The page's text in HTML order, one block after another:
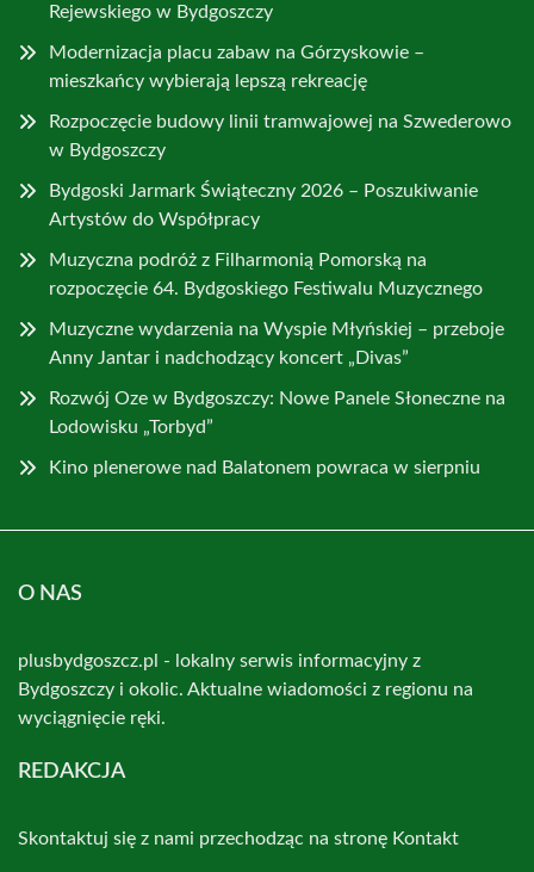
Rejewskiego w Bydgoszczy
Modernizacja placu zabaw na Górzyskowie –
mieszkańcy wybierają lepszą rekreację
Rozpoczęcie budowy linii tramwajowej na Szwederowo
w Bydgoszczy
Bydgoski Jarmark Świąteczny 2026 – Poszukiwanie
Artystów do Współpracy
Muzyczna podróż z Filharmonią Pomorską na
rozpoczęcie 64. Bydgoskiego Festiwalu Muzycznego
Muzyczne wydarzenia na Wyspie Młyńskiej – przeboje
Anny Jantar i nadchodzący koncert „Divas”
Rozwój Oze w Bydgoszczy: Nowe Panele Słoneczne na
Lodowisku „Torbyd”
Kino plenerowe nad Balatonem powraca w sierpniu
O NAS
plusbydgoszcz.pl - lokalny serwis informacyjny z
Bydgoszczy i okolic. Aktualne wiadomości z regionu na
wyciągnięcie ręki.
REDAKCJA
Skontaktuj się z nami przechodząc na stronę Kontakt